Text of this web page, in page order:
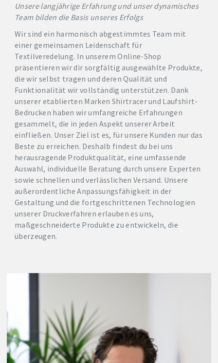
Unsere langjährige Erfahrung und unser dynamisches
Team bilden die Basis unseres Erfolgs
Wir sind ein harmonisch abgestimmtes Team mit
einer gemeinsamen Leidenschaft für
Textilveredelung. In unserem Online-Shop
präsentieren wir dir sorgfältig ausgewählte Produkte,
die wir selbst tragen und deren Qualität und
Funktionalität wir vollständig unterstützen. Dank
unserer etablierten Marken Shirtracer und Laufshirt-
Bedrucken haben wir umfangreiche Erfahrungen
gesammelt, die in jeden Aspekt unserer Arbeit
einfließen. Unser Ziel ist es, für unsere Kunden nur das
Beste zu erreichen. Deshalb findest du bei uns
herausragende Produktqualität, eine umfassende
Auswahl, individuelle Beratung durch unsere Experten
sowie schnellen und verlässlichen Versand. Unsere
außerordentliche Anpassungsfähigkeit in der
Gestaltung und die fortgeschrittenen Technologien
unserer Druckverfahren erlauben es uns,
maßgeschneiderte Produkte zu entwickeln, die
überzeugen.